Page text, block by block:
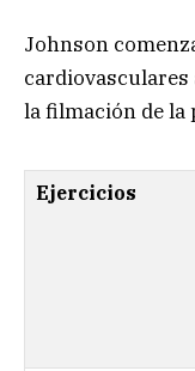
Johnson
cardiovasculares
la filmación de la
Ejercicios